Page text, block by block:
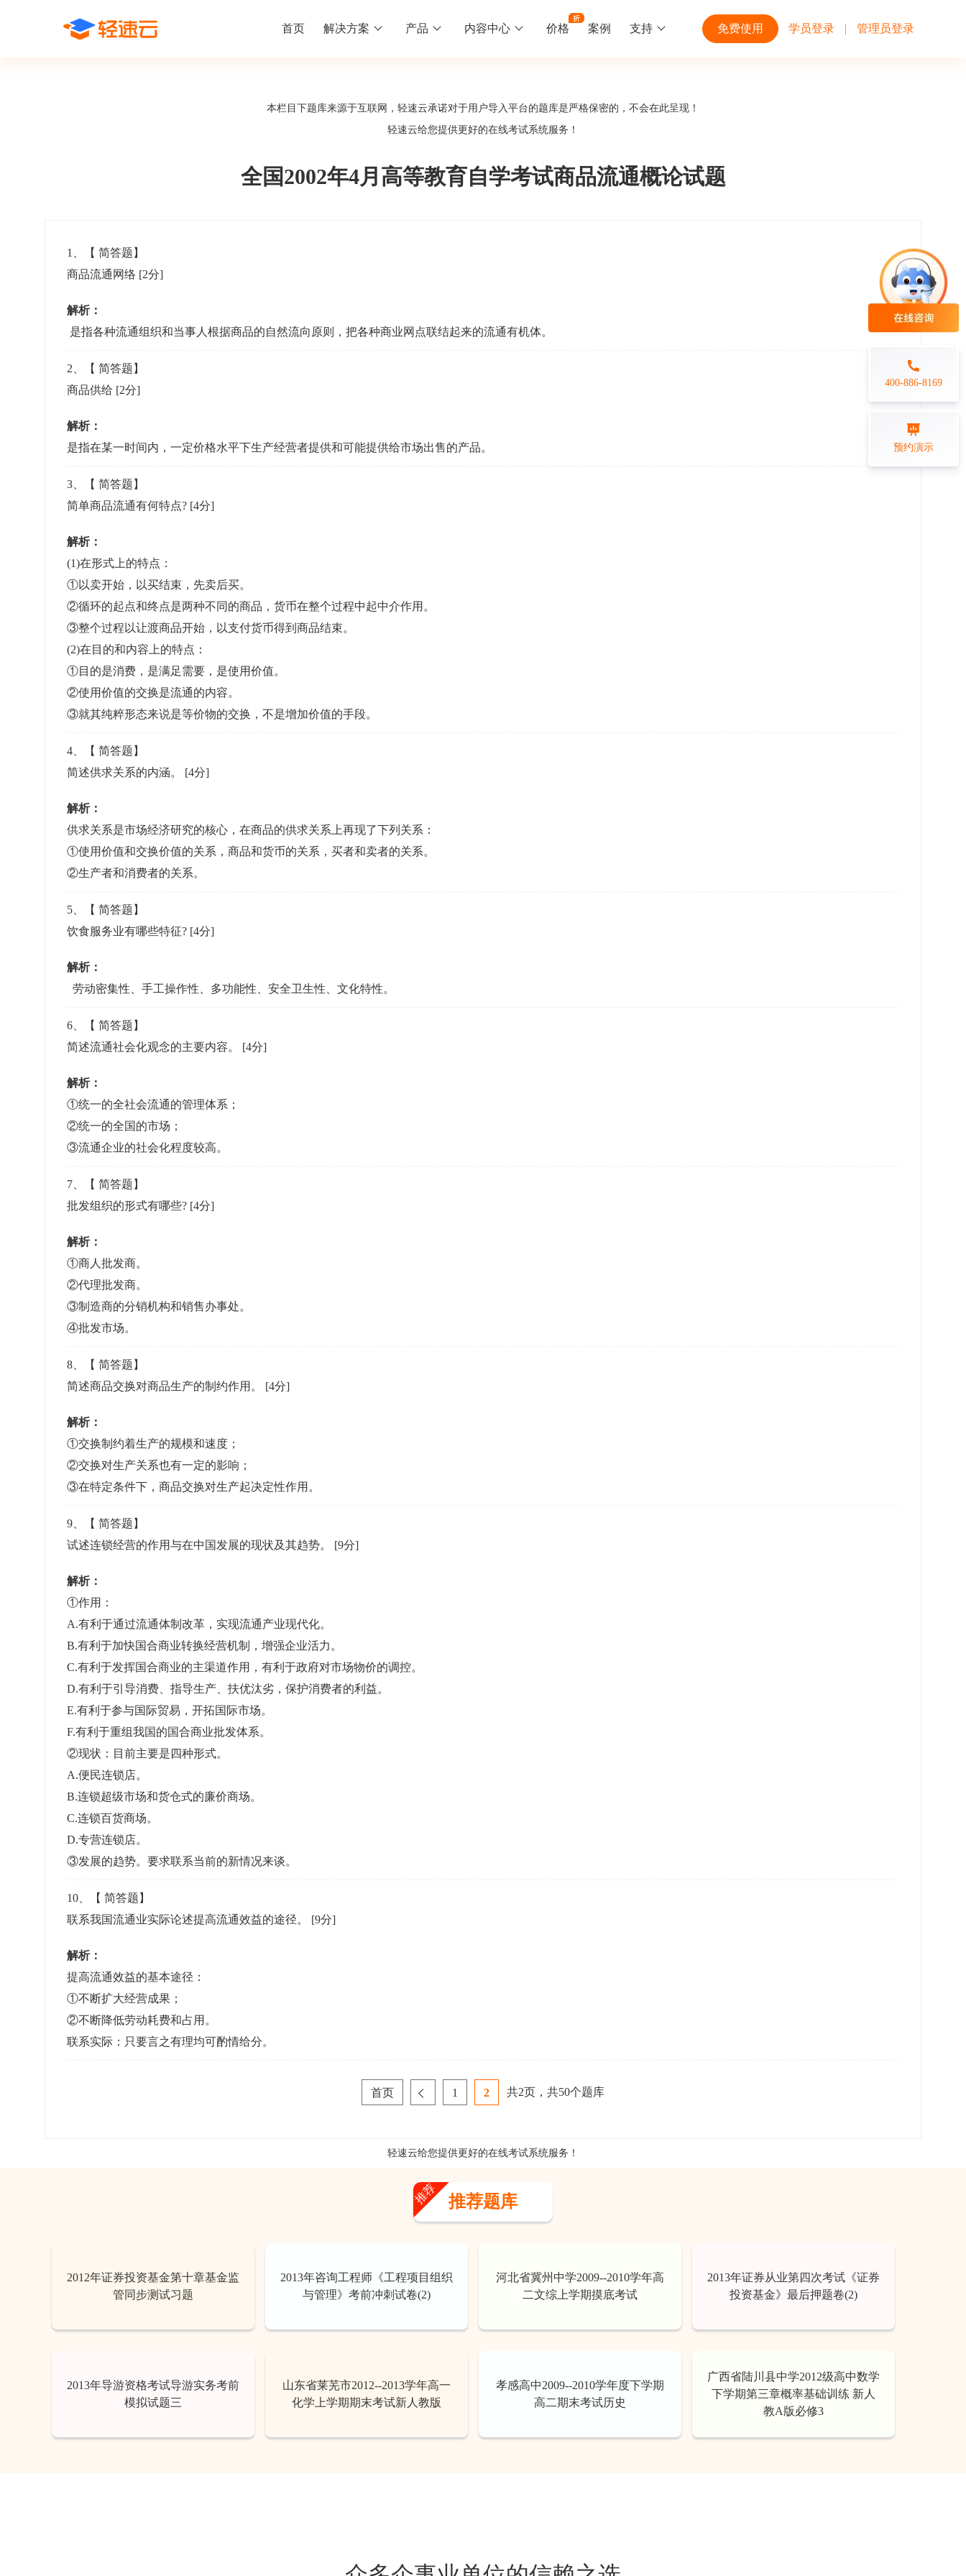
首页 解决方案
认证考试
学生测验、员工考核、培训考试
知识竞赛
产品
阅卷中心
准考证管理
电子证书
题库系统
学习地图
线下培训班
报名管理系统 互动答题
内容中心
题库中心
价格 案例 支持
常见问题
免费使用 学员登录 | 管理员登录
本栏目下题库来源于互联网，轻速云承诺对于用户导入平台的题库是严格保密的，不会在此呈现！
轻速云给您提供更好的在线考试系统服务！
全国2002年4月高等教育自学考试商品流通概论试题
1 、【 简答题 】
商品流通网络 [2分]
解析：
是指各种流通组织和当事人根据商品的自然流向原则，把各种商业网点联结起来的流通有机体。
2 、【 简答题 】
商品供给 [2分]
解析：
是指在某一时间内，一定价格水平下生产经营者提供和可能提供给市场出售的产品。
3 、【 简答题 】
简单商品流通有何特点? [4分]
解析：
(1)在形式上的特点：
①以卖开始，以买结束，先卖后买。
②循环的起点和终点是两种不同的商品，货币在整个过程中起中介作用。
③整个过程以让渡商品开始，以支付货币得到商品结束。
(2)在目的和内容上的特点：
①目的是消费，是满足需要，是使用价值。
②使用价值的交换是流通的内容。
③就其纯粹形态来说是等价物的交换，不是增加价值的手段。
4 、【 简答题 】
简述供求关系的内涵。 [4分]
解析：
供求关系是市场经济研究的核心，在商品的供求关系上再现了下列关系：
①使用价值和交换价值的关系，商品和货币的关系，买者和卖者的关系。
②生产者和消费者的关系。
5 、【 简答题 】
饮食服务业有哪些特征? [4分]
解析：
劳动密集性、手工操作性、多功能性、安全卫生性、文化特性。
6 、【 简答题 】
简述流通社会化观念的主要内容。 [4分]
解析：
①统一的全社会流通的管理体系；
②统一的全国的市场；
③流通企业的社会化程度较高。
7 、【 简答题 】
批发组织的形式有哪些? [4分]
解析：
①商人批发商。
②代理批发商。
③制造商的分销机构和销售办事处。
④批发市场。
8 、【 简答题 】
简述商品交换对商品生产的制约作用。 [4分]
解析：
①交换制约着生产的规模和速度；
②交换对生产关系也有一定的影响；
③在特定条件下，商品交换对生产起决定性作用。
9 、【 简答题 】
试述连锁经营的作用与在中国发展的现状及其趋势。 [9分]
解析：
①作用：
A.有利于通过流通体制改革，实现流通产业现代化。
B.有利于加快国合商业转换经营机制，增强企业活力。
C.有利于发挥国合商业的主渠道作用，有利于政府对市场物价的调控。
D.有利于引导消费、指导生产、扶优汰劣，保护消费者的利益。
E.有利于参与国际贸易，开拓国际市场。
F.有利于重组我国的国合商业批发体系。
②现状：目前主要是四种形式。
A.便民连锁店。
B.连锁超级市场和货仓式的廉价商场。
C.连锁百货商场。
D.专营连锁店。
③发展的趋势。要求联系当前的新情况来谈。
10 、【 简答题 】
联系我国流通业实际论述提高流通效益的途径。 [9分]
解析：
提高流通效益的基本途径：
①不断扩大经营成果；
②不断降低劳动耗费和占用。
联系实际：只要言之有理均可酌情给分。
首页 1 2 共2页，共50个题库
轻速云给您提供更好的在线考试系统服务！
推荐 推荐题库
2012年证券投资基金第十章基金监
管同步测试习题
2013年咨询工程师《工程项目组织
与管理》考前冲刺试卷(2)
河北省冀州中学2009--2010学年高
二文综上学期摸底考试
2013年证券从业第四次考试《证券
投资基金》最后押题卷(2)
2013年导游资格考试导游实务考前
模拟试题三
山东省莱芜市2012--2013学年高一
化学上学期期末考试新人教版
孝感高中2009--2010学年度下学期
高二期末考试历史
广西省陆川县中学2012级高中数学
下学期第三章概率基础训练 新人
教A版必修3
400-886-8169
预约演示